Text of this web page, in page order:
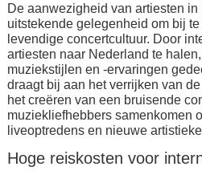
De aanwezigheid van artiesten
uitstekende gelegenheid om bij
levendige concertcultuur. Door
artiesten naar Nederland te
muziekstijlen en -ervaringen
draagt bij aan het verrijken van
het creëren van een bruisende
muziekliefhebbers samenkomen
liveoptredens en nieuwe
Hoge reiskosten voor